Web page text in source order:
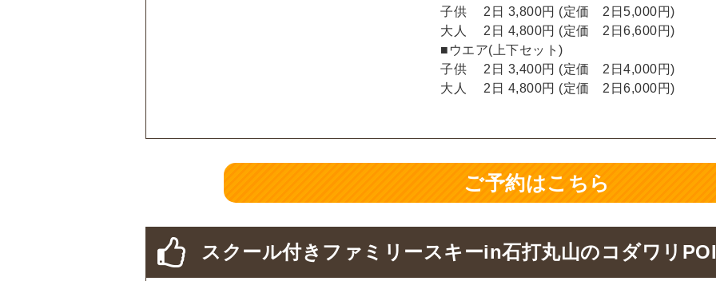
子供 2日 3,800円 (定価 2日5,000円)
大人 2日 4,800円 (定価 2日6,600円)
■ウエア(上下セット)
子供 2日 3,400円 (定価 2日4,000円)
大人 2日 4,800円 (定価 2日6,000円)
ご予約はこちら
スクール付きファミリースキーin石打丸山のコダワリ